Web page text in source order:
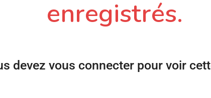
enregistrés.
devez vous connecter pour voir